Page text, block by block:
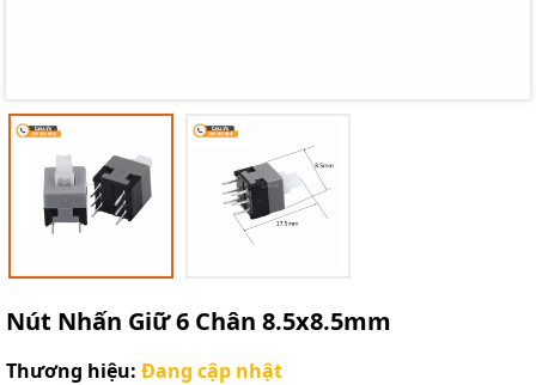
Nút Nhấn Giữ 6 Chân 8.5x8.5mm
Thương hiệu: Đang cập nhật
Ngày hết hạn: